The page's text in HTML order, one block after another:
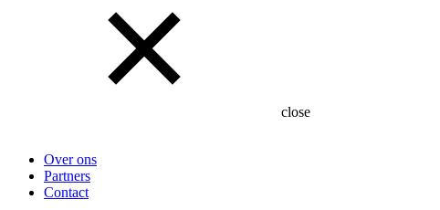
close
Over ons
Partners
Contact